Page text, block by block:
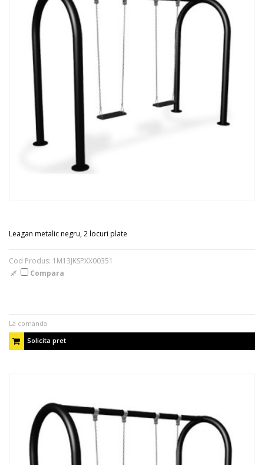
Leagan metalic negru, 2 locuri plate
Cod Produs: 1M13JKSPXX00351
Compara
La comanda
Solicita pret